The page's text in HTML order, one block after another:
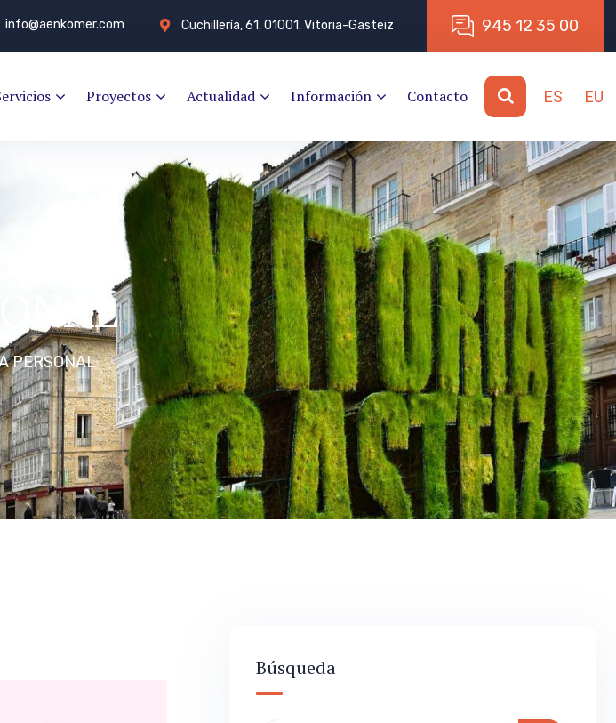
info@aenkomer.com Cuchillería, 61. 01001. Vitoria-Gasteiz 945 12 35 00
Proyectos Actualidad Información Contacto ES EU
PERSONAL
Búsqueda